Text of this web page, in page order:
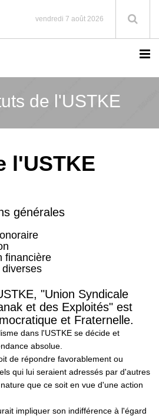
vendredi 7 août 2026
de l'USTKE
l'USTKE
générales
financière
"Union Syndicale
et des Exploités" est
et Fraternelle.
dans l'USTKE se décide et
absolue.
de répondre favorablement ou
qui lui seraient adressés par d'autres
que ce soit en vue d'une action
impliquer son indifférence à l'égard